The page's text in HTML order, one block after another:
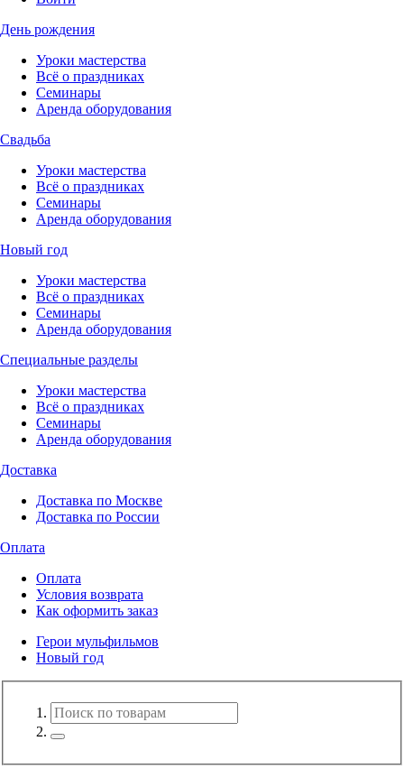
День рождения
Уроки мастерства
Всё о праздниках
Семинары
Аренда оборудования
Свадьба
Уроки мастерства
Всё о праздниках
Семинары
Аренда оборудования
Новый год
Уроки мастерства
Всё о праздниках
Семинары
Аренда оборудования
Специальные разделы
Уроки мастерства
Всё о праздниках
Семинары
Аренда оборудования
Доставка
Доставка по Москве
Доставка по России
Оплата
Оплата
Условия возврата
Как оформить заказ
Герои мульфильмов
Новый год